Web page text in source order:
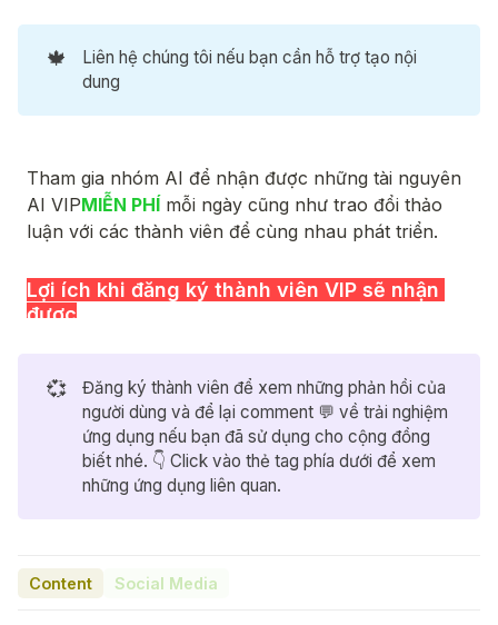
🍁
Liên hệ chúng tôi nếu bạn cần hỗ trợ tạo nội
dung
💞
Đăng ký thành viên để xem những phản hồi của
người dùng và để lại comment 💬 về trải nghiệm
ứng dụng nếu bạn đã sử dụng cho cộng đồng
biết nhé. 👇 Click vào thẻ tag phía dưới để xem
những ứng dụng liên quan.
Content Social Media